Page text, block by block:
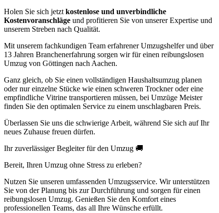
Holen Sie sich jetzt kostenlose und unverbindliche
Kostenvoranschläge und profitieren Sie von unserer Expertise und
unserem Streben nach Qualität.
Mit unserem fachkundigen Team erfahrener Umzugshelfer und über
13 Jahren Branchenerfahrung sorgen wir für einen reibungslosen
Umzug von Göttingen nach Aachen.
Ganz gleich, ob Sie einen vollständigen Haushaltsumzug planen
oder nur einzelne Stücke wie einen schweren Trockner oder eine
empfindliche Vitrine transportieren müssen, bei Umzüge Meister
finden Sie den optimalen Service zu einem unschlagbaren Preis.
Überlassen Sie uns die schwierige Arbeit, während Sie sich auf Ihr
neues Zuhause freuen dürfen.
Ihr zuverlässiger Begleiter für den Umzug 🚚
Bereit, Ihren Umzug ohne Stress zu erleben?
Nutzen Sie unseren umfassenden Umzugsservice. Wir unterstützen
Sie von der Planung bis zur Durchführung und sorgen für einen
reibungslosen Umzug. Genießen Sie den Komfort eines
professionellen Teams, das all Ihre Wünsche erfüllt.